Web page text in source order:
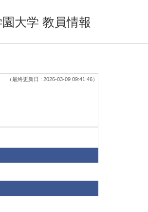
大学 教員情報
（最終更新日 : 2026-03-09 09:41:46）